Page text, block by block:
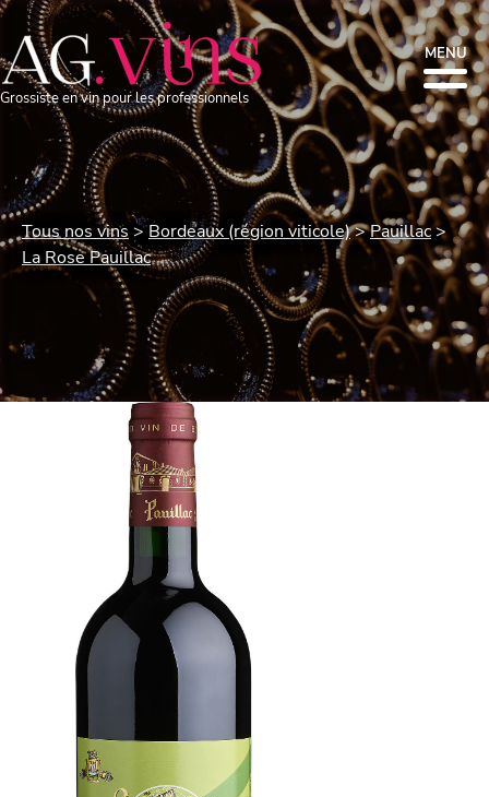
Grossiste en vin pour les professionnels
MENU
Tous nos vins Bordeaux (région viticole)
Pauillac
La Rose Pauillac